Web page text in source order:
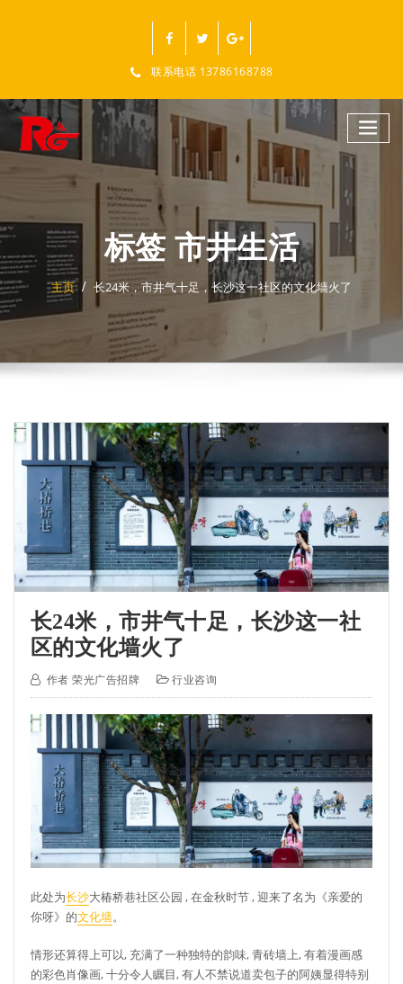
联系电话 13786168788
标签 市井生活
主页 长24米，市井气十足，长沙这一社区的文化墙火了
长24米，市井气十足，长沙这一社
区的文化墙火了
作者荣光广告招牌 行业咨询
此处为长沙大椿桥巷社区公园 , 在金秋时节 , 迎来了名为《亲爱的
你呀》的文化墙。
情形还算得上可以, 充满了一种独特的韵味, 青砖墙上, 有着漫画感
的彩色肖像画, 十分令人瞩目, 有人不禁说道卖包子的阿姨显得特别